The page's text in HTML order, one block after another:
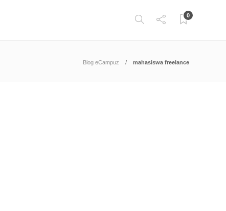
0
Blog eCampuz mahasiswa freelance